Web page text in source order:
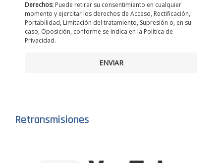
Derechos: Puede retirar su consentimiento en cualquier
momento y ejercitar los derechos de Acceso, Rectificación,
Portabilidad, Limitación del tratamiento, Supresión o, en su
caso, Oposición, conforme se indica en la Política de
Privacidad.
ENVIAR
Retransmisiones